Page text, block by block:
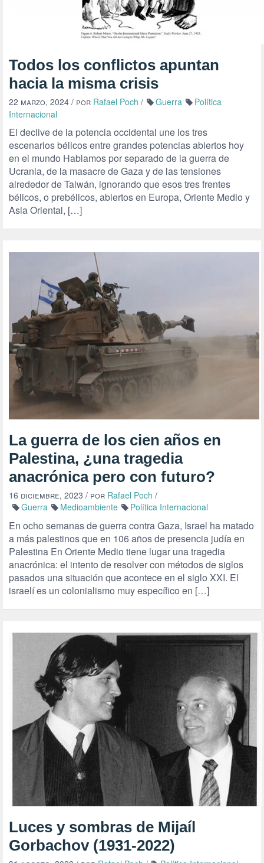
Todos los conflictos apuntan
hacia la misma crisis
22 marzo, 2024 / por Rafael Poch / Guerra
Política
Internacional
El declive de la potencia occidental une los tres
escenarios bélicos entre grandes potencias abiertos hoy
en el mundo Hablamos por separado de la guerra de
Ucrania, de la masacre de Gaza y de las tensiones
alrededor de Taiwán, ignorando que esos tres frentes
bélicos, o prebélicos, abiertos en Europa, Oriente Medio y
Asia Oriental, […]
La guerra de los cien años en
Palestina, ¿una tragedia
anacrónica pero con futuro?
16 diciembre, 2023 / por Rafael Poch /
Guerra
Medioambiente Política Internacional
En ocho semanas de guerra contra Gaza, Israel ha matado
a más palestinos que en 106 años de presencia judía en
Palestina En Oriente Medio tiene lugar una tragedia
anacrónica: el intento de resolver con métodos de siglos
pasados una situación que acontece en el siglo XXI. El
israelí es un colonialismo muy específico en […]
Luces y sombras de Mijaíl
Gorbachov (1931-2022)